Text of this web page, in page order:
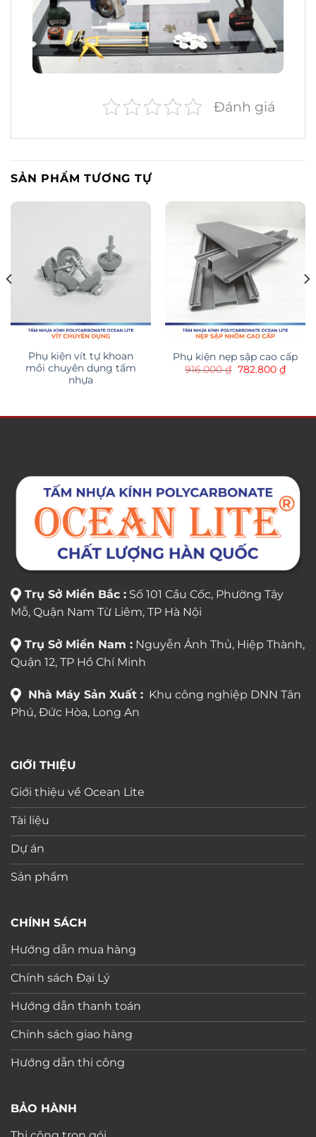
Đánh giá
SẢN PHẨM TƯƠNG TỰ
Phụ kiện vít tự khoan
mồi chuyên dụng tấm
nhựa
Phụ kiện nẹp sập cao cấp
916.000₫ Giá
782.800 ₫Giá
hiện
Trụ Sở Miền Bắc : Số 101 Cầu Cốc, Phường Tây
Mỗ, Quận Nam Từ Liêm, TP Hà Nội
Trụ Sở Miền Nam : Nguyễn Ảnh Thủ, Hiệp Thành,
Quận 12, TP Hồ Chí Minh
Nhà Máy Sản Xuất : Khu công nghiệp DNN Tân
Phú, Đức Hòa, Long An
GIỚI THIỆU
Giới thiệu về Ocean Lite
Tài liệu
Dự án
Sản phẩm
CHÍNH SÁCH
Hướng dẫn mua hàng
Chính sách Đại Lý
Hướng dẫn thanh toán
Chính sách giao hàng
Hướng dẫn thi công
BẢO HÀNH